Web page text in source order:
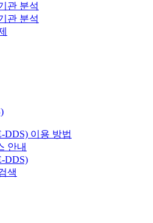
관 분석
관 분석
DDS) 이용 방법
안내
DDS)
색